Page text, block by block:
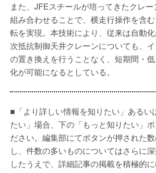
また、JFEスチールが培ってきたクレー
組み合わせることで、横走行操作を含
転を実現。本技術により、従来は自動
次抵抗制御天井クレーンについても、
の置き換えを行うことなく、短期間・
化が可能になるとしている。
■「より詳しい情報を知りたい」あるい
たい」場合、下の「もっと知りたい」
ださい。編集部にてボタンが押された
し、件数の多いものについてはさらに
したうえで、詳細記事の掲載を積極的に